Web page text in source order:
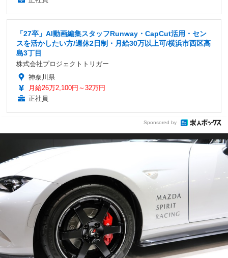
「27卒」AI動画編集スタッフRunway・CapCut活用・セン
スを活かしたい方/週休2日制・月給30万以上可/横浜市西区高
島3丁目
株式会社プロジェクトトリガー
神奈川県
月給26万2,100円～32万円
正社員
Sponsored by